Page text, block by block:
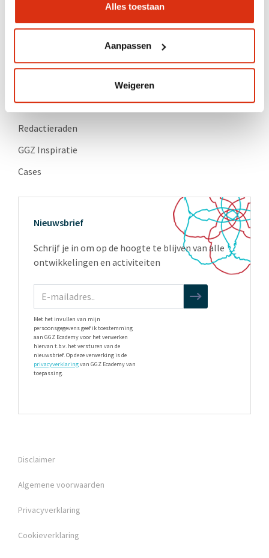
Alles toestaan
Aanpassen
Weigeren
Ons verhaal
Partners
Diensten
Redactieraden
GGZ Inspiratie
Cases
Nieuwsbrief
Schrijf je in om op de hoogte te blijven van alle
ontwikkelingen en activiteiten
Met het invullen van mijn
persoonsgegevens geef ik toestemming
aan GGZ Ecademy voor het verwerken
hiervan t.b.v. het versturen van de
nieuwsbrief. Op deze verwerking is de
privacyverklaringvan GGZ Ecademy van
toepassing.
Disclaimer
Algemene voorwaarden
Privacyverklaring
Cookieverklaring